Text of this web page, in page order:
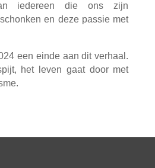
iedereen die ons zijn
en deze passie met
een einde aan dit verhaal.
het leven gaat door met